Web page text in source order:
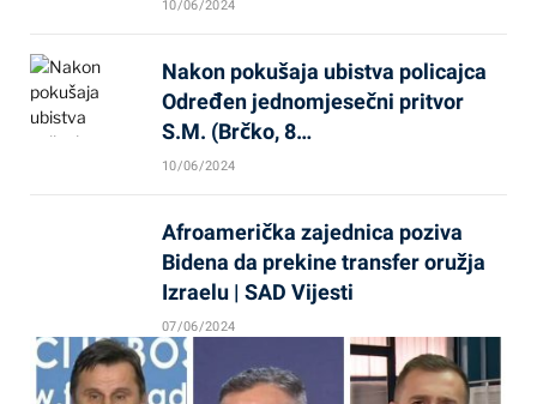
10/06/2024
Nakon pokušaja ubistva policajca
Određen jednomjesečni pritvor
S.M. (Brčko, 8…
10/06/2024
Afroamerička zajednica poziva
Bidena da prekine transfer oružja
Izraelu | SAD Vijesti
07/06/2024